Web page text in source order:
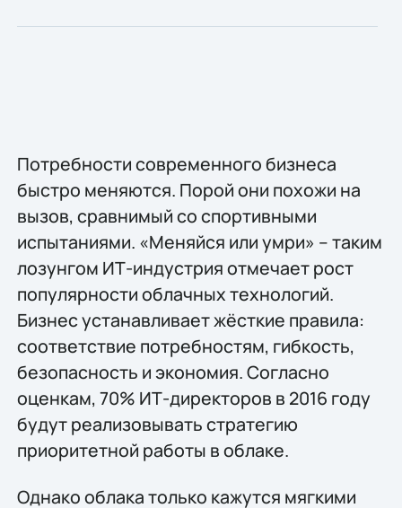
Потребности современного бизнеса
быстро меняются. Порой они похожи на
вызов, сравнимый со спортивными
испытаниями. «Меняйся или умри» – таким
лозунгом ИТ-индустрия отмечает рост
популярности облачных технологий.
Бизнес устанавливает жёсткие правила:
соответствие потребностям, гибкость,
безопасность и экономия. Согласно
оценкам, 70% ИТ-директоров в 2016 году
будут реализовывать стратегию
приоритетной работы в облаке.
Однако облака только кажутся мягкими